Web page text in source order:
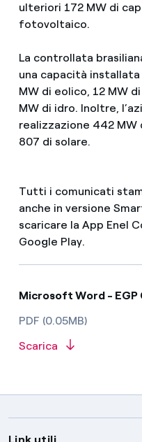
ulteriori 172 MW di
fotovoltaico.
La controllata
una capacità
MW di eolico, 12 MW
MW di idro. Inoltre,
realizzazione 442 MW
807 di solare.
Tutti i comunicati
anche in versione
scaricare la App Enel
Google Play.
Microsoft Word - EGP
PDF (0.05MB)
Scarica
Link utili